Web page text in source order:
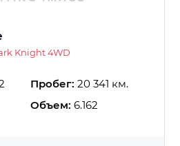
Knight 4WD
Пробег: 20 341 км.
Объем: 6.162